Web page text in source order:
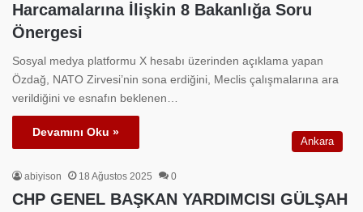
Harcamalarına İlişkin 8 Bakanlığa Soru
Önergesi
Sosyal medya platformu X hesabı üzerinden açıklama yapan
Özdağ, NATO Zirvesi’nin sona erdiğini, Meclis çalışmalarına ara
verildiğini ve esnafın beklenen…
Devamını Oku »
Ankara
abiyison 18 Ağustos 2025 0
CHP GENEL BAŞKAN YARDIMCISI GÜLŞAH